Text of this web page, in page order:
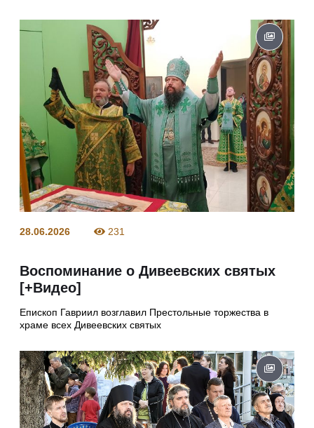
28.06.2026 231
Воспоминание о Дивеевских святых
[+Видео]
Епископ Гавриил возглавил Престольные торжества в
храме всех Дивеевских святых